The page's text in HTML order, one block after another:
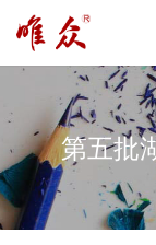
第五批